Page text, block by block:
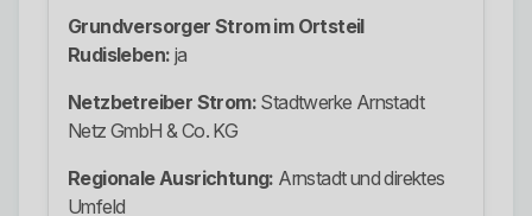
Grundversorger Strom im Ortsteil
Rudisleben: ja
Netzbetreiber Strom: Stadtwerke Arnstadt
Netz GmbH & Co. KG
Regionale Ausrichtung: Arnstadt und direktes
Umfeld